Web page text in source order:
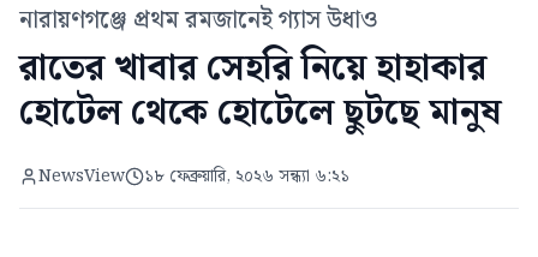
নারায়ণগঞ্জে প্রথম রমজানেই গ্যাস উধাও
রাতের খাবার সেহরি নিয়ে হাহাকার
হোটেল থেকে হোটেলে ছুটছে মানুষ
NewsView ১৮ ফেব্রুয়ারি, ২০২৬ সন্ধ্যা ৬:২১